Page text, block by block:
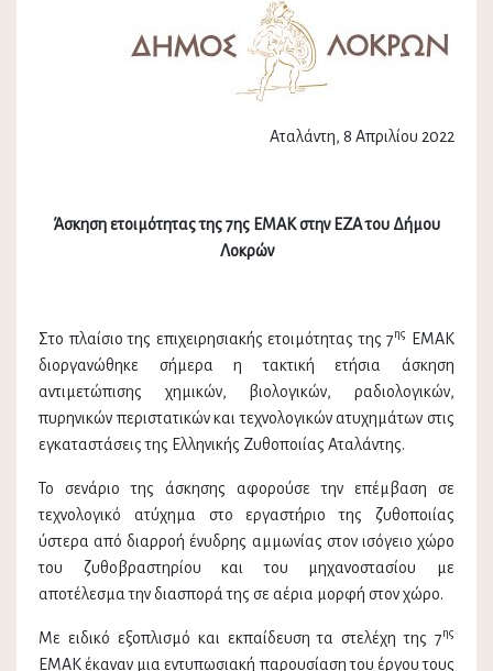
Αταλάντη, 8 Απριλίου 2022
Άσκηση ετοιμότητας της 7ης ΕΜΑΚ στην ΕΖΑ του Δήμου
Λοκρών
Στο πλαίσιο της επιχειρησιακής ετοιμότητας της 7ης
ΕΜΑΚ
διοργανώθηκε σήμερα η τακτική ετήσια άσκηση
αντιμετώπισης χημικών, βιολογικών, ραδιολογικών,
πυρηνικών περιστατικών και τεχνολογικών ατυχημάτων στις
εγκαταστάσεις της Ελληνικής Ζυθοποιίας Αταλάντης.
Το σενάριο της άσκησης αφορούσε την επέμβαση σε
τεχνολογικό ατύχημα στο εργαστήριο της ζυθοποιίας
ύστερα από διαρροή ένυδρης αμμωνίας στον ισόγειο χώρο
του ζυθοβραστηρίου και του μηχανοστασίου με
αποτέλεσμα την διασπορά της σε αέρια μορφή στον χώρο.
Με ειδικό εξοπλισμό και εκπαίδευση τα στελέχη της 7ης
ΕΜΑΚ έκαναν μια εντυπωσιακή παρουσίαση του έργου τους